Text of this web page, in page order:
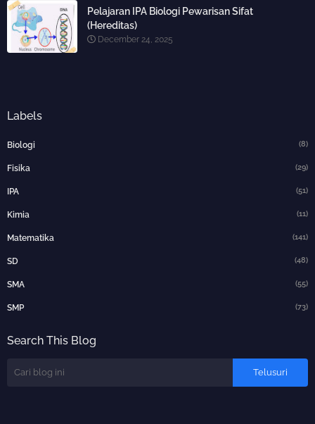
Pelajaran IPA Biologi Pewarisan Sifat
(Hereditas)
December 24, 2025
Labels
Biologi (8)
Fisika (29)
IPA (51)
Kimia (11)
Matematika (141)
SD (48)
SMA (55)
SMP (73)
Search This Blog